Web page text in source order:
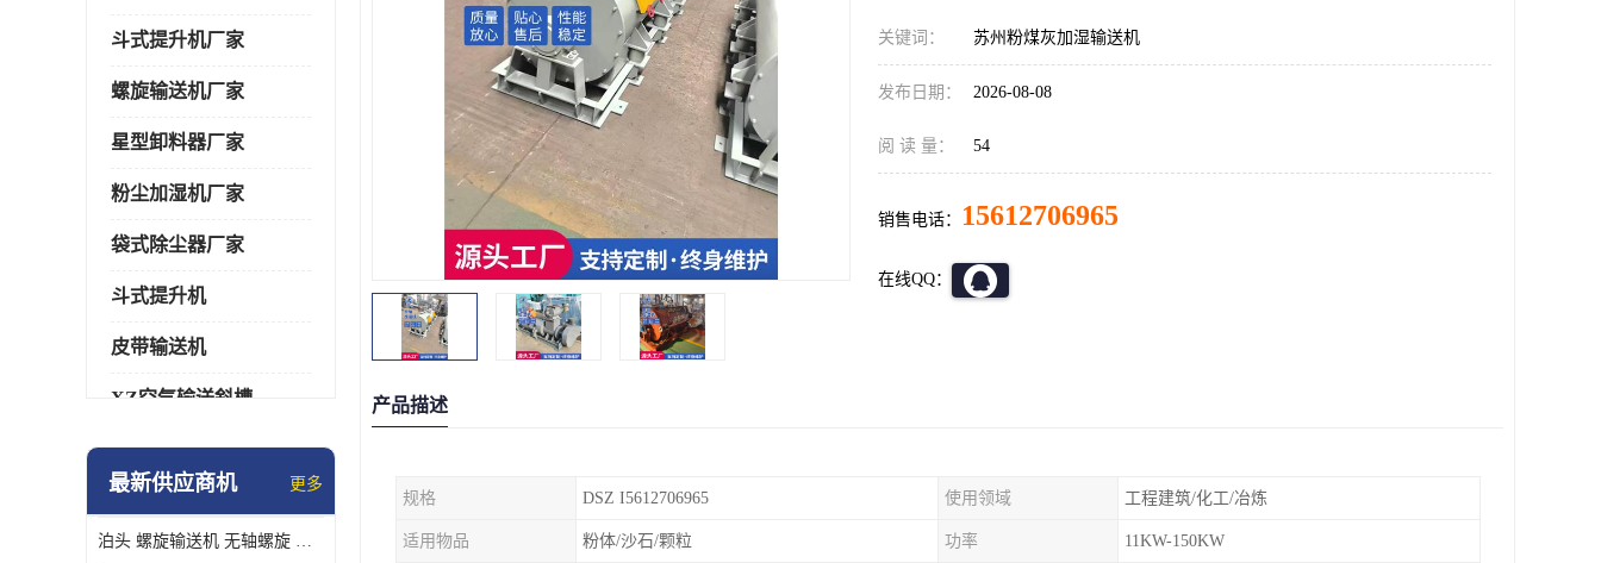
斗式提升机厂家
螺旋输送机厂家
星型卸料器厂家
粉尘加湿机厂家
袋式除尘器厂家
斗式提升机
皮带输送机
XZ空气输送斜槽
通风蝶阀/百叶阀
气旋混动喷淋塔
最新供应商机 更多
泊头 螺旋输送机 无轴螺旋 污泥螺旋输送机 规格齐全
关键词： 苏州粉煤灰加湿输送机
发布日期： 2026-08-08
阅 读 量： 54
销售电话： 15612706965
在线QQ：
产品描述
规格 DSZ I5612706965 使用领域 工程建筑/化工/冶炼
适用物品 粉体/沙石/颗粒 功率 11KW-150KW